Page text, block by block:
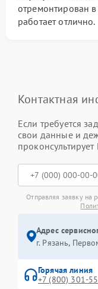
отремонтирован
работает отлично.
Контактная
Если требуется
свои данные и
проконсультирует
Отправляя заявку на
Адрес
г. Рязань,
Горячая линия
+7 (800) 301-